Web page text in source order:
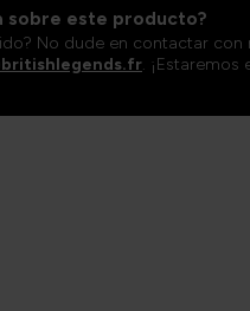
sobre este producto?
No dude en contactar con
. ¡Estaremos